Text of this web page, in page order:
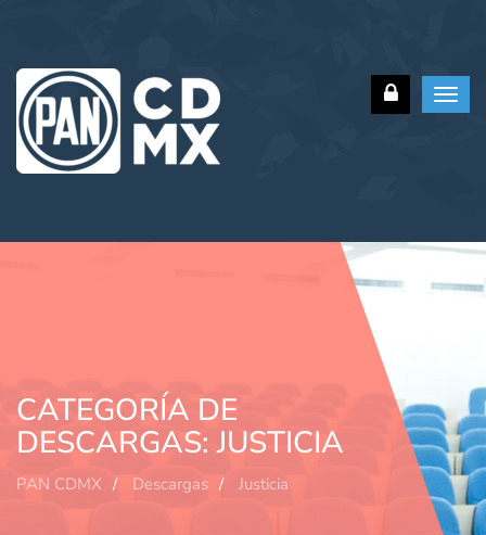
CATEGORÍA DE
DESCARGAS:JUSTICIA
PAN CDMX Descargas Justicia